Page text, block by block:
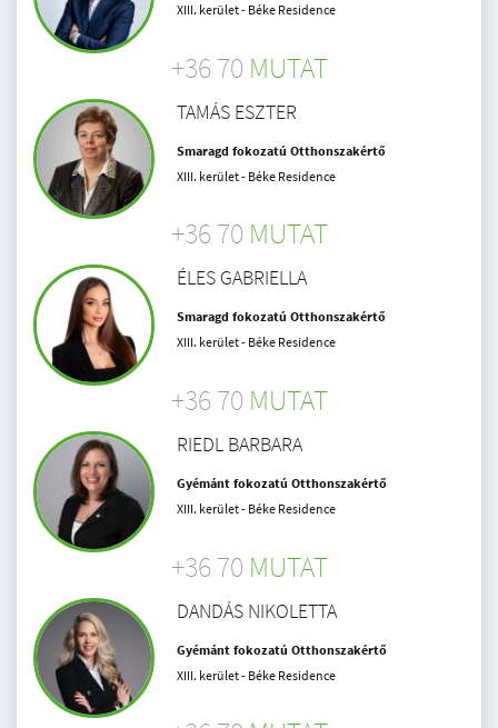
XIII. kerület - Béke Residence
+36 70 MUTAT
TAMÁS ESZTER
Smaragd fokozatú Otthonszakértő
XIII. kerület - Béke Residence
+36 70 MUTAT
ÉLES GABRIELLA
Smaragd fokozatú Otthonszakértő
XIII. kerület - Béke Residence
+36 70 MUTAT
RIEDL BARBARA
Gyémánt fokozatú Otthonszakértő
XIII. kerület - Béke Residence
+36 70 MUTAT
DANDÁS NIKOLETTA
Gyémánt fokozatú Otthonszakértő
XIII. kerület - Béke Residence